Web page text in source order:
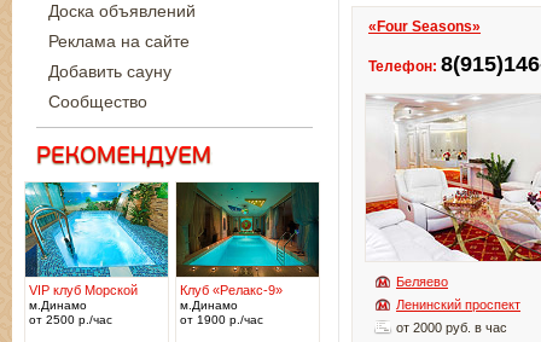
«Four Seasons»
Телефон:
Беляево
Ленинский проспект
от 2000 руб. в час
Доска объявлений
Реклама на сайте
Добавить сауну
Сообщество
VIP клуб Морской
м.Динамо
от 2500 р./час
Клуб «Релакс-9»
м.Динамо
от 1900 р./час